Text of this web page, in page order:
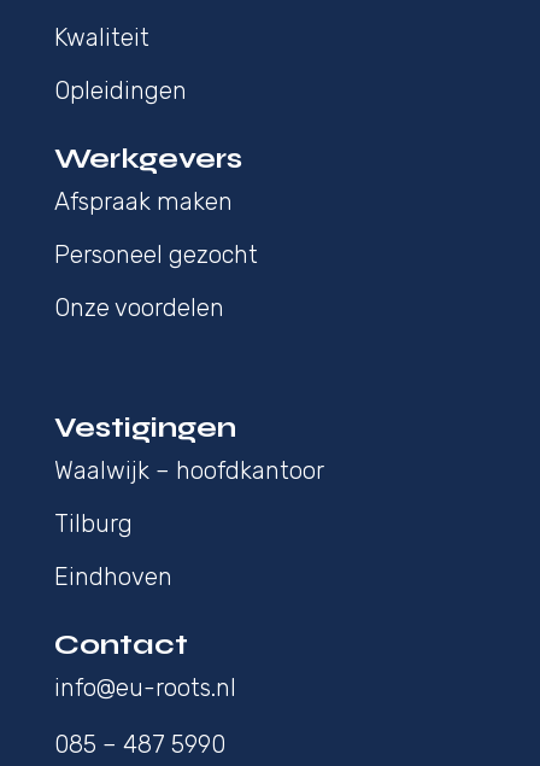
Kwaliteit
Opleidingen
Werkgevers
Afspraak maken
Personeel gezocht
Onze voordelen
Vestigingen
Waalwijk – hoofdkantoor
Tilburg
Eindhoven
Contact
info@eu-roots.nl
085 – 487 5990